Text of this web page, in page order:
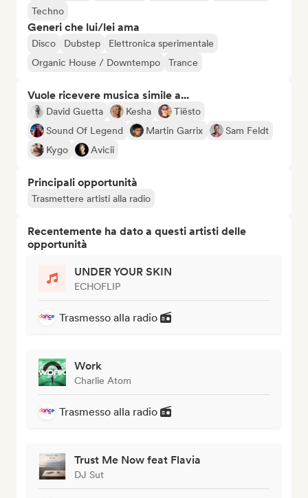
Techno
Generi che lui/lei ama
Disco Dubstep
Elettronica sperimentale
Organic House / Downtempo
Trance
Vuole ricevere musica simile a...
David Guetta Kesha
Tiësto
Sound Of Legend
Martin Garrix
Sam Feldt
Kygo
Avicii
Principali opportunità
Trasmettere artisti alla radio
Recentemente ha dato a questi artisti delle
opportunità
UNDER YOUR SKIN
ECHOFLIP
Trasmesso alla radio
Work
Charlie Atom
Trasmesso alla radio
Trust Me Now feat Flavia
DJ Sut